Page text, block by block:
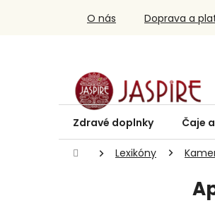
O nás Doprava a
Zdravé doplnky Čaje
DomovLexikóny